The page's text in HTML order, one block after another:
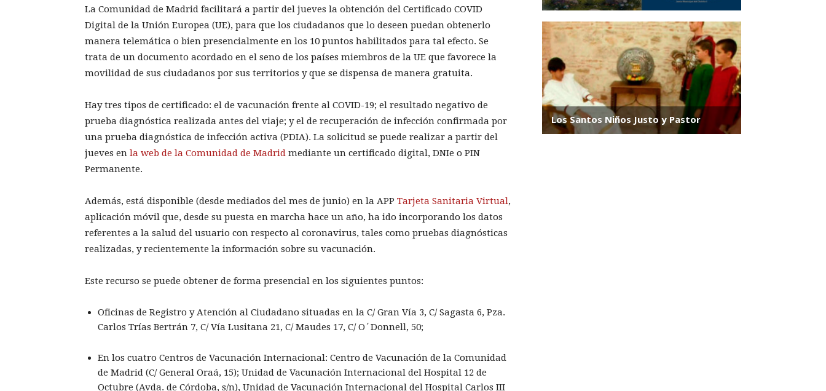
La Comunidad de Madrid facilitará a partir del jueves la obtención del Certificado COVID
Digital de la Unión Europea (UE), para que los ciudadanos que lo deseen puedan obtenerlo
manera telemática o bien presencialmente en los 10 puntos habilitados para tal efecto. Se
trata de un documento acordado en el seno de los países miembros de la UE que favorece la
movilidad de sus ciudadanos por sus territorios y que se dispensa de manera gratuita.
Hay tres tipos de certificado: el de vacunación frente al COVID-19; el resultado negativo de
prueba diagnóstica realizada antes del viaje; y el de recuperación de infección confirmada por
una prueba diagnóstica de infección activa (PDIA). La solicitud se puede realizar a partir del
jueves en la web de la Comunidad de Madrid mediante un certificado digital, DNIe o PIN
Permanente.
Además, está disponible (desde mediados del mes de junio) en la APP Tarjeta Sanitaria Virtual,
aplicación móvil que, desde su puesta en marcha hace un año, ha ido incorporando los datos
referentes a la salud del usuario con respecto al coronavirus, tales como pruebas diagnósticas
realizadas, y recientemente la información sobre su vacunación.
Este recurso se puede obtener de forma presencial en los siguientes puntos:
Oficinas de Registro y Atención al Ciudadano situadas en la C/ Gran Vía 3, C/ Sagasta 6, Pza.
Carlos Trías Bertrán 7, C/ Vía Lusitana 21, C/ Maudes 17, C/ O´Donnell, 50;
En los cuatro Centros de Vacunación Internacional: Centro de Vacunación de la Comunidad
de Madrid (C/ General Oraá, 15); Unidad de Vacunación Internacional del Hospital 12 de
Octubre (Avda. de Córdoba, s/n), Unidad de Vacunación Internacional del Hospital Carlos III